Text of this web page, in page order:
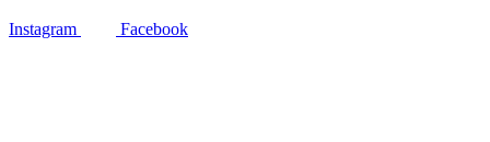
Instagram Facebook